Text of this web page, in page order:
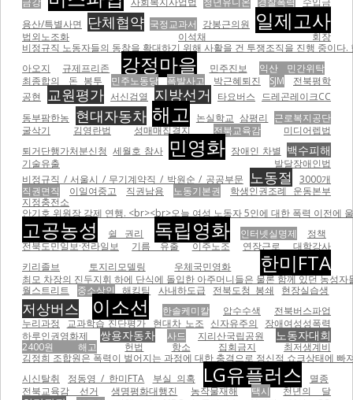
용산/특별사면
단체협약 국정교과서 강봉근의원 일제고사
법외노조화
이석채 회장
비정규직 노동자들의 동참을 확대하기 위해 사활을 건 투쟁조직을 진행 중이다.
아오지
규제프리존 강정마을 민주진보
익산 민간위탁
최종합의
돈 봉투 민주노동당 폭발사고 박근혜퇴진 SJM
전북평학
공현
교원평가 서신검열 지방선거 타요버스 드레곤레이크CC
동부팜한농 현대자동차 해고 논실학교 삼평리
근로복지공단
굴삭기
김영란법 성매매집결지 전북교육감
미디어렙법
퇴거단행가처분신청 세월호 참사 민영화 장애인 차별 백수피해
기술유출
발달장애인법
비정규직 / 서울시 / 무기계약직 / 박원순 / 공공부문 노동절
3000개
직권면직
이일여중고 직권남용 노동기본권
학생인권조례 운동본부
지정충전소
안기호 위원장 강제 연행. <br><br>오늘 여성 노동자 5인에 대한 폭력 이전
고공농성 쉴 권리 독립영화 인터넷실명제
정책
전북도민일보·전라일보
기름 유출 이주노조 연장근로
대학강사
키리졸브
토지리모델링 우체국민영화 한미FTA
최모 차장의 진두지휘 하에 단식에 돌입한 아주머니들은 물론 함께 있던 농
월스트리트
중소상인 해킹팀 사내하도급 전북도청 봉쇄 현장실습생
저상버스 이소선 한솔케미칼 압수수색
전북버스파업
누리과정
교과학습 진단평가 현대차 노조 신자유주의
장애여성성폭력
하루인권영화제
쌍용자동차 사드 지리산국립공원 노동자대회
2400원 해고 헌법 항소 집회금지
최저생계비
김정희 조합원은 폭력이 벌어지는 과정에 대한 충격으로 정신적 쇼크상태에 빠
시신탈취
정동영 / 한미FTA 부실 의혹 LG유플러스
멸종
전북교육감 선거
생명평화대행진 농작물재해 택시 천년의 달